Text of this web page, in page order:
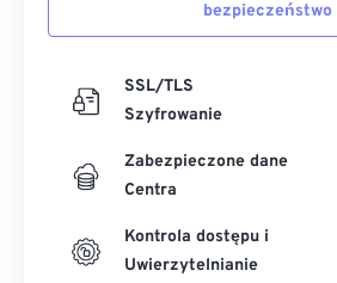
bezpieczeństwo
SSL/TLS
Szyfrowanie
Zabezpieczone dane
Centra
Kontrola dostępu i
Uwierzytelnianie